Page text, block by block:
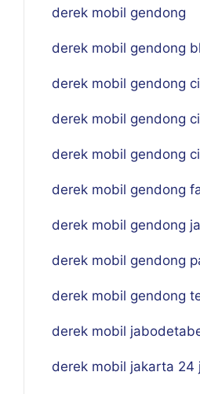
derek mobil gendong
derek mobil gendong
derek mobil gendong
derek mobil gendong
derek mobil gendong
derek mobil gendong
derek mobil gendong
derek mobil gendong
derek mobil gendong
derek mobil
derek mobil jakarta 24